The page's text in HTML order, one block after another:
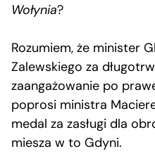
Wołynia?
Rozumiem, że minister
Zalewskiego za
zaangażowanie po
poprosi ministra
medal za zasługi dla
miesza w to Gdyni.